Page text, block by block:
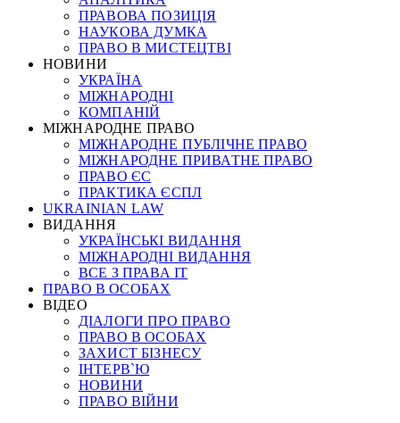
ПРАВОВА ПОЗИЦІЯ
НАУКОВА ДУМКА
ПРАВО В МИСТЕЦТВІ
НОВИНИ
УКРАЇНА
МІЖНАРОДНІ
КОМПАНІЙ
МІЖНАРОДНЕ ПРАВО
МІЖНАРОДНЕ ПУБЛІЧНЕ ПРАВО
МІЖНАРОДНЕ ПРИВАТНЕ ПРАВО
ПРАВО ЄС
ПРАКТИКА ЄСПЛ
UKRAINIAN LAW
ВИДАННЯ
УКРАЇНСЬКІ ВИДАННЯ
МІЖНАРОДНІ ВИДАННЯ
ВСЕ З ПРАВА ІТ
ПРАВО В ОСОБАХ
ВІДЕО
ДІАЛОГИ ПРО ПРАВО
ПРАВО В ОСОБАХ
ЗАХИСТ БІЗНЕСУ
ІНТЕРВ`Ю
НОВИНИ
ПРАВО ВІЙНИ